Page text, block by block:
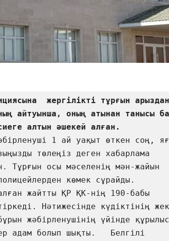
жергілікті тұрғын
айтуынша, оның атынан танысы
1 ай уақыт өткен соң,
төлеңіз деген хабарлама
Тұрғын осы мәселенің мән-жайын
көмек сұрайды.
жайтты ҚР ҚК-нің 190-бабы
Нәтижесінде күдіктінің
жәбірленушінің үйінде құрылыс
адам болып шықты.   Белгілі